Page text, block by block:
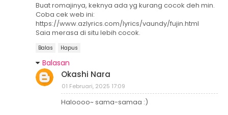
Buat romajinya, keknya ada yg kurang cocok deh min.
Coba cek web ini:
https://www.azlyrics.com/lyrics/vaundy/fujin.html
Saia merasa di situ lebih cocok.
Balas Hapus
Balasan
Okashi Nara
01 Februari, 2025 17:09
Haloooo~ sama-samaa :)